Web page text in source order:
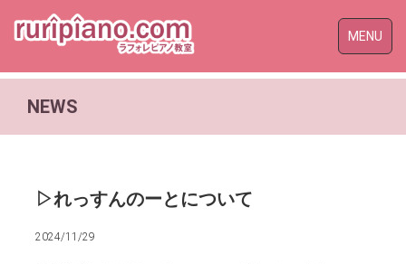
Toggle
MENU
NEWS
▷れっすんのーとについて
2024/11/29